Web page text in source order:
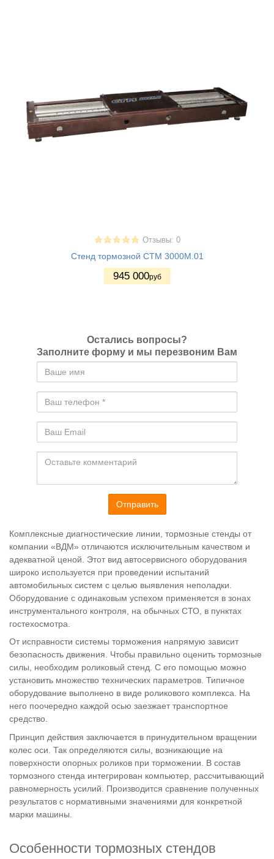
Отзывы: 0
Стенд тормозной СТМ 3000М.01
945 000руб
Остались вопросы?
Заполните форму и мы перезвоним Вам
Отправить
Комплексные диагностические линии, тормозные стенды от
компании «ВДМ» отличаются исключительным качеством и
адекватной ценой. Этот вид автосервисного оборудования
широко используется при проведении испытаний
автомобильных систем с целью выявления неполадки.
Оборудование с одинаковым успехом применяется в зонах
инструментального контроля, на обычных СТО, в пунктах
гостехосмотра.
От исправности системы торможения напрямую зависит
безопасность движения. Чтобы правильно оценить тормозные
силы, необходим роликовый стенд. С его помощью можно
установить множество технических параметров. Типичное
оборудование выполнено в виде роликового комплекса. На
него поочередно каждой осью заезжает транспортное
средство.
Принцип действия заключается в принудительном вращении
колес оси. Так определяются силы, возникающие на
поверхности опорных роликов при торможении. В состав
тормозного стенда интегрирован компьютер, рассчитывающий
равномерность усилий. Производится сравнение полученных
результатов с нормативными значениями для конкретной
марки машины.
Особенности тормозных стендов